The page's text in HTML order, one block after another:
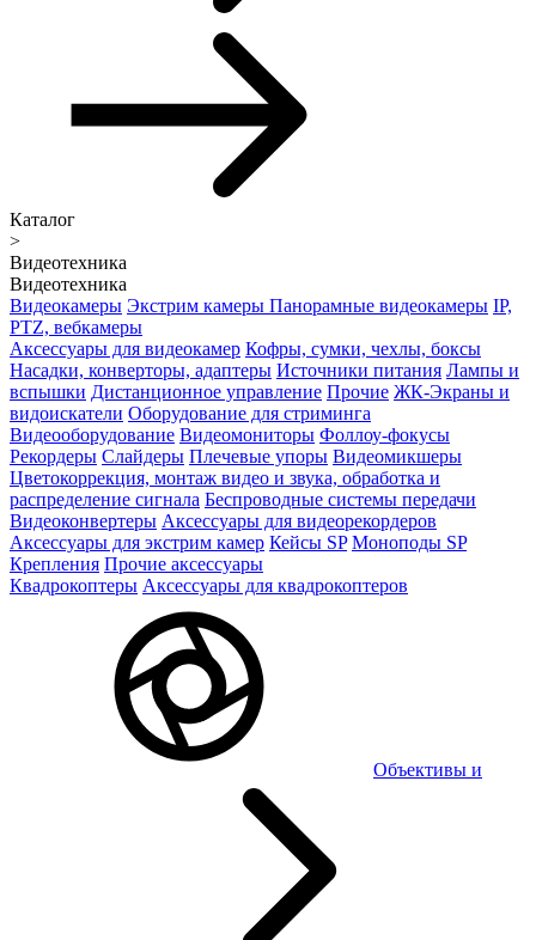
Каталог
>
Видеотехника
Видеотехника
Видеокамеры Экстрим камеры Панорамные видеокамеры IP,
PTZ, вебкамеры
Аксессуары для видеокамер Кофры, сумки, чехлы, боксы
Насадки, конверторы, адаптеры Источники питания Лампы и
вспышки Дистанционное управление Прочие ЖК-Экраны и
видоискатели Оборудование для стриминга
Видеооборудование Видеомониторы Фоллоу-фокусы
Рекордеры Слайдеры Плечевые упоры Видеомикшеры
Цветокоррекция, монтаж видео и звука, обработка и
распределение сигнала Беспроводные системы передачи
Видеоконвертеры Аксессуары для видеорекордеров
Аксессуары для экстрим камер Кейсы SP Моноподы SP
Крепления Прочие аксессуары
Квадрокоптеры Аксессуары для квадрокоптеров
Объективы и